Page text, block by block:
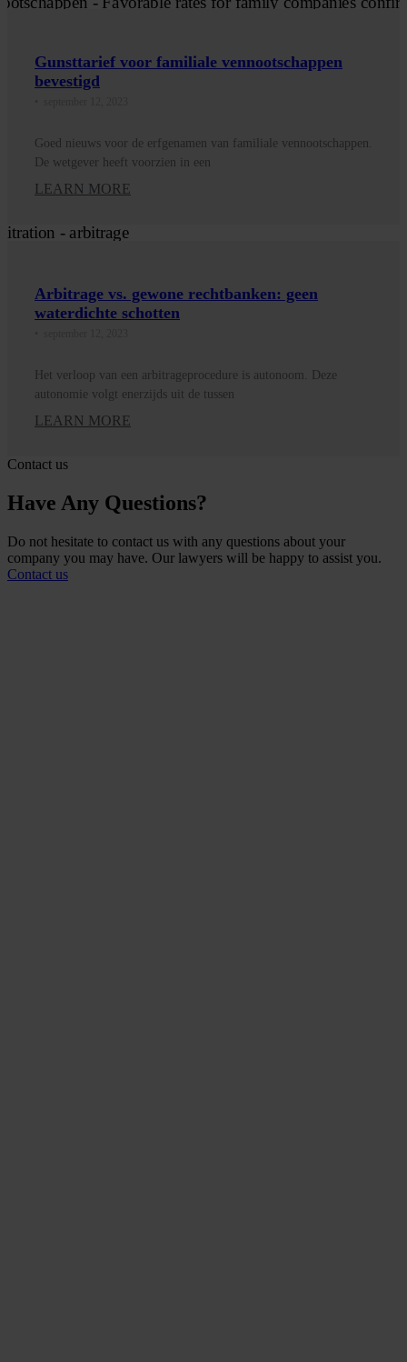
Gunsttarief voor familiale vennootschappen
bevestigd
Goed nieuws voor de erfgenamen van familiale vennootschappen.
De wetgever heeft voorzien in een
LEARN MORE
Arbitrage vs. gewone rechtbanken: geen
waterdichte schotten
Het verloop van een arbitrageprocedure is autonoom. Deze
autonomie volgt enerzijds uit de tussen
LEARN MORE
Contact us
Have Any Questions?
Do not hesitate to contact us with any questions about your
company you may have. Our lawyers will be happy to assist you.
Contact us